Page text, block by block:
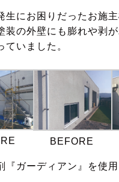
生にお困りだったお施主
装の外壁にも膨れや剥
ていました。
BEFORE
『ガーディアン』を使